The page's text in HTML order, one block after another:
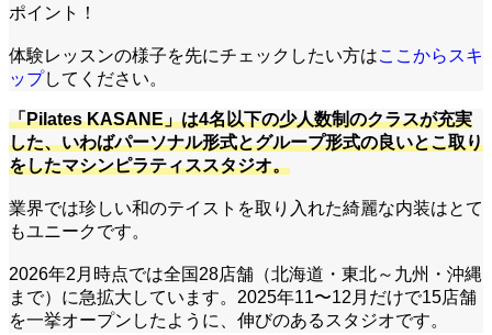
ポイント！
体験レッスンの様子を先にチェックしたい方はここからスキ
ップしてください。
「Pilates KASANE」は4名以下の少人数制のクラスが充実
した、いわばパーソナル形式とグループ形式の良いとこ取り
をしたマシンピラティススタジオ。
業界では珍しい和のテイストを取り入れた綺麗な内装はとて
もユニークです。
2026年2月時点では全国28店舗（北海道・東北～九州・沖縄
まで）に急拡大しています。2025年11〜12月だけで15店舗
を一挙オープンしたように、伸びのあるスタジオです。